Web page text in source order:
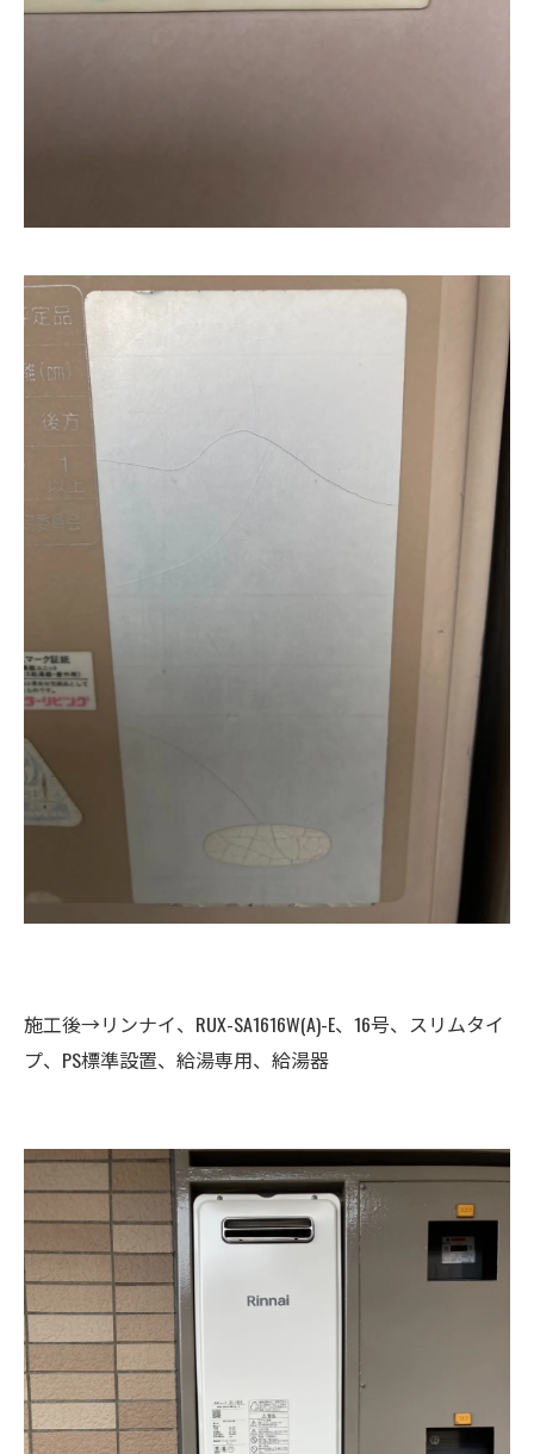
施工後→リンナイ、RUX-SA1616W(A)-E、16号、スリムタイ
プ、PS標準設置、給湯専用、給湯器